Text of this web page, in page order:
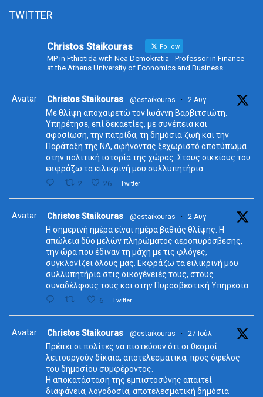
TWITTER
Christos Staikouras Follow
MP in Fthiotida with Nea Demokratia - Professor in Finance
at the Athens University of Economics and Business
Avatar Christos Staikouras @cstaikouras · 2 Αυγ
Με θλίψη αποχαιρετώ τον Ιωάννη Βαρβιτσιώτη.
Υπηρέτησε, επί δεκαετίες, με συνέπεια και
αφοσίωση, την πατρίδα, τη δημόσια ζωή και την
Παράταξη της ΝΔ, αφήνοντας ξεχωριστό αποτύπωμα
στην πολιτική ιστορία της χώρας. Στους οικείους του
εκφράζω τα ειλικρινή μου συλλυπητήρια.
2 26 Twitter
Avatar Christos Staikouras @cstaikouras · 2 Αυγ
Η σημερινή ημέρα είναι ημέρα βαθιάς θλίψης. Η
απώλεια δύο μελών πληρώματος αεροπυρόσβεσης,
την ώρα που έδιναν τη μάχη με τις φλόγες,
συγκλονίζει όλους μας. Εκφράζω τα ειλικρινή μου
συλλυπητήρια στις οικογένειές τους, στους
συναδέλφους τους και στην Πυροσβεστική Υπηρεσία.
6 Twitter
Avatar Christos Staikouras @cstaikouras · 27 Ιούλ
Πρέπει οι πολίτες να πιστεύουν ότι οι θεσμοί
λειτουργούν δίκαια, αποτελεσματικά, προς όφελος
του δημοσίου συμφέροντος.
Η αποκατάσταση της εμπιστοσύνης απαιτεί
διαφάνεια, λογοδοσία, αποτελεσματική δημόσια